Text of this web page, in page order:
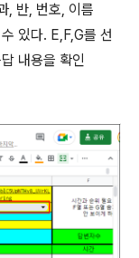
, 반, 번호, 이름
있다. E,F,G를 선
내용을 확인